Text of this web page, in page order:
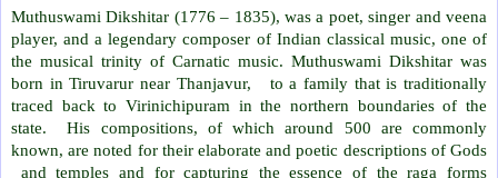
Muthuswami Dikshitar (1776 – 1835), was a poet, singer and veena
player, and a legendary composer of Indian classical music, one of
the musical trinity of Carnatic music. Muthuswami Dikshitar was
born in Tiruvarur near Thanjavur, to a family that is traditionally
traced back to Virinichipuram in the northern boundaries of the
state. His compositions, of which around 500 are commonly
known, are noted for their elaborate and poetic descriptions of Gods
and temples and for capturing the essence of the raga forms